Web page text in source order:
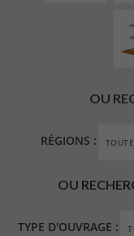
OU
RÉGIONS :
OU
TYPE D'OUVRAGE :